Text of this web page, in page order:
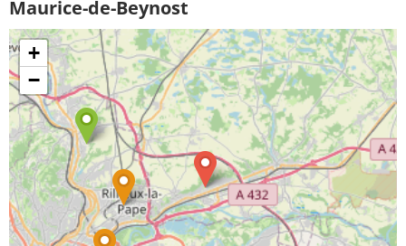
Maurice-de-Beynost
+
−